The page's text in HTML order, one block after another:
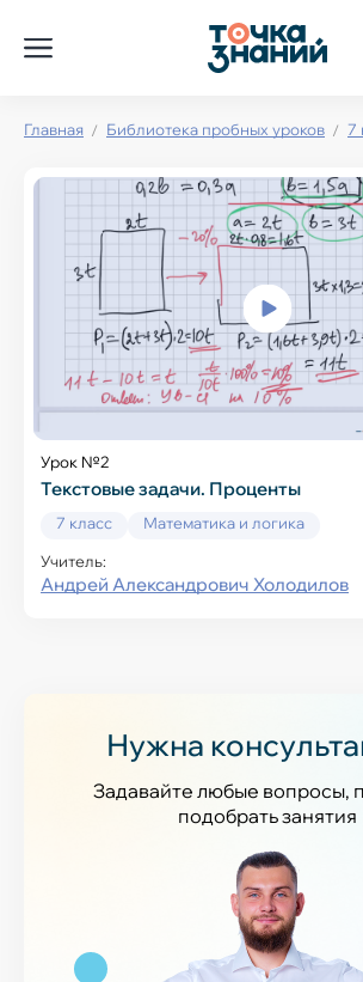
Главная Библиотека пробных уроков 7
Урок №2
Текстовые задачи. Проценты
7 класс
Математика и логика
Учитель:
Андрей Александрович Холодилов
Нужна
Задавайте любые вопросы,
подобрать занятия